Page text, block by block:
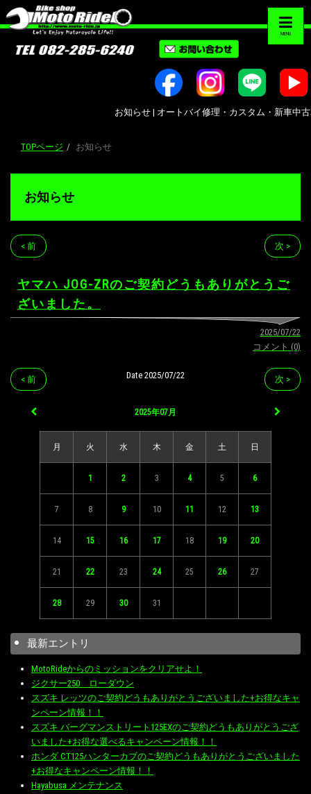
MENU
お知らせ | オートバイ修理・カスタム・新車中古
TOPページ お知らせ
お知らせ
< 前 次 >
ヤマハ JOG-ZRのご契約どうもありがとうご
ざいました。
2025/07/22
コメント (0)
< 前 次 >
Date 2025/07/22
2025年07月
月 火 水 木 金 土 日
1 2 3 4 5 6
7 8 9 10 11 12 13
14 15 16 17 18 19 20
21 22 23 24 25 26 27
28 29 30 31
最新エントリ
MotoRideからのミッションをクリアせよ！
ジクサー250 ローダウン
スズキ レッツのご契約どうもありがとうございました+お得なキャ
ンペーン情報！！
スズキ バーグマンストリート125EXのご契約どうもありがとうござ
いました+お得な選べるキャンペーン情報！！
ホンダ CT125ハンターカブのご契約どうもありがとうございました
+お得なキャンペーン情報！！
Hayabusa メンテナンス